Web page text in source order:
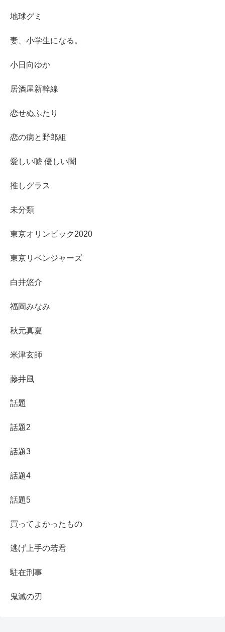
地球グミ
妻、小学生になる。
小日向ゆか
居酒屋新幹線
恋せぬふたり
恋の病と野郎組
愛しい嘘 優しい闇
推しグラス
未分類
東京オリンピック2020
東京リベンジャーズ
白井悠介
福岡みなみ
秋元真夏
米津玄師
藤井風
話題
話題2
話題3
話題4
話題5
買ってよかったもの
逃げ上手の若君
駐在刑事
鬼滅の刃